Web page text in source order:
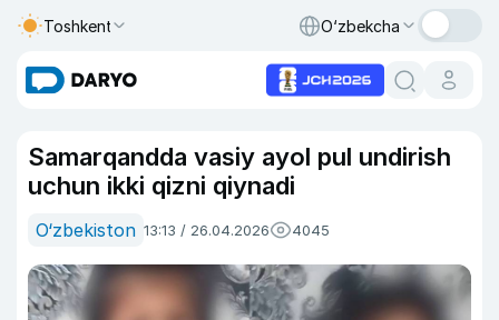
Toshkent O‘zbekcha
Samarqandda vasiy ayol pul undirish
uchun ikki qizni qiynadi
O‘zbekiston 13:13 / 26.04.2026 4045